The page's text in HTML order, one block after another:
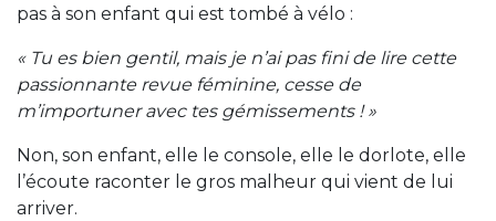
pas à son enfant qui est tombé à vélo :
« Tu es bien gentil, mais je n’ai pas fini de lire cette
passionnante revue féminine, cesse de
m’importuner avec tes gémissements ! »
Non, son enfant, elle le console, elle le dorlote, elle
l’écoute raconter le gros malheur qui vient de lui
arriver.